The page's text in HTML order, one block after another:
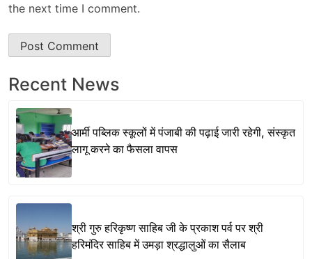
the next time I comment.
Recent News
आर्मी पब्लिक स्कूलों में पंजाबी की पढ़ाई जारी रहेगी, संस्कृत
लागू करने का फैसला वापस
श्री गुरु हरिकृष्ण साहिब जी के प्रकाश पर्व पर श्री
हरिमंदिर साहिब में उमड़ा श्रद्धालुओं का सैलाब